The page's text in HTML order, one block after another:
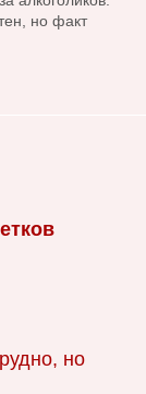
но факт
но